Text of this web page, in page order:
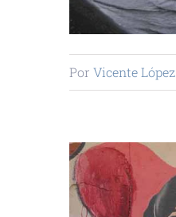
Por Vicente López